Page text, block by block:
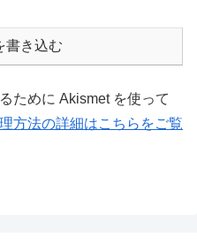
書き込む
ために Akismet を使って
方法の詳細はこちらをご覧